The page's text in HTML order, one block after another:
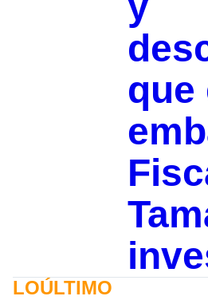
que
LOÚLTIMO